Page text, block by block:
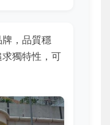
，品質穩
獨特性，可